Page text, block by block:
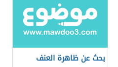
بحث عن ظاهرة العنف